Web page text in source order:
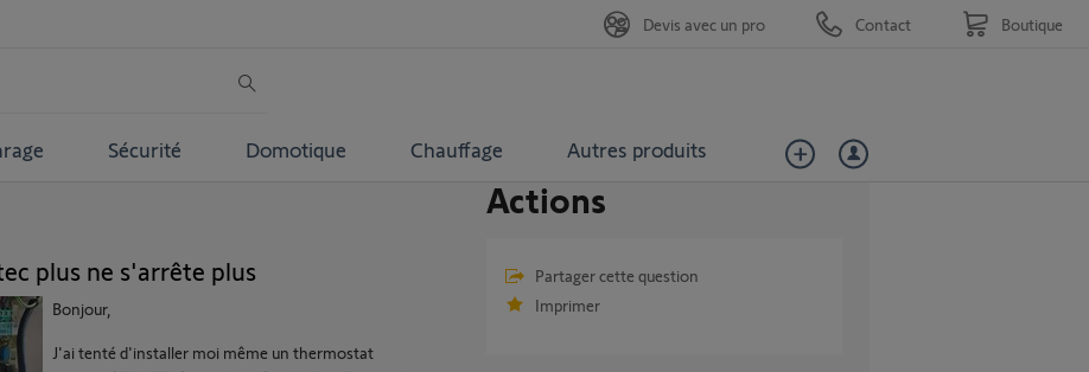
Sécurité Domotique Chauffage Autres produits
Devis avec un pro Contact Boutique
plus ne s'arrête plus
Bonjour,
J'ai tenté d'installer moi même un thermostat
Actions
Partager cette question
Imprimer